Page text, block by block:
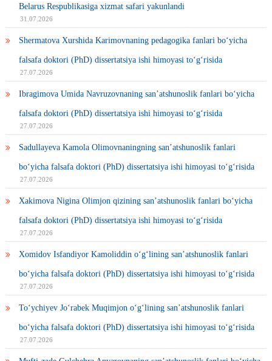
Belarus Respublikasiga xizmat safari yakunlandi
31.07.2026
Shermatova Xurshida Karimovnaning pedagogika fanlari bo‘yicha
falsafa doktori (PhD) dissertatsiya ishi himoyasi to‘g‘risida
27.07.2026
Ibragimova Umida Navruzovnaning san’atshunoslik fanlari bo‘yicha
falsafa doktori (PhD) dissertatsiya ishi himoyasi to‘g‘risida
27.07.2026
Sadullayeva Kamola Olimovnaningning san’atshunoslik fanlari
bo‘yicha falsafa doktori (PhD) dissertatsiya ishi himoyasi to‘g‘risida
27.07.2026
Xakimova Nigina Olimjon qizining san’atshunoslik fanlari bo‘yicha
falsafa doktori (PhD) dissertatsiya ishi himoyasi to‘g‘risida
27.07.2026
Xomidov Isfandiyor Kamoliddin o‘g‘lining san’atshunoslik fanlari
bo‘yicha falsafa doktori (PhD) dissertatsiya ishi himoyasi to‘g‘risida
27.07.2026
To‘ychiyev Jo‘rabek Muqimjon o‘g‘lining san’atshunoslik fanlari
bo‘yicha falsafa doktori (PhD) dissertatsiya ishi himoyasi to‘g‘risida
27.07.2026